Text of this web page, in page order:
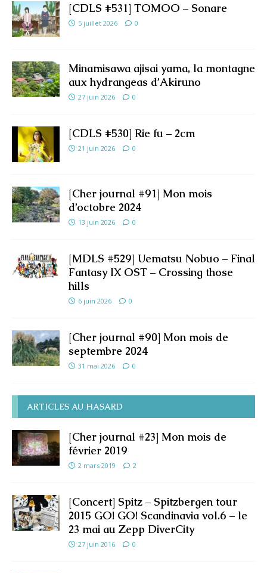
[CDLS #531] TOMOO – Sonare
5 juillet 2026 0
Minamisawa ajisai yama, la montagne
aux hydrangeas d’Akiruno
27 juin 2026 0
[CDLS #530] Rie fu – 2cm
21 juin 2026 0
[Cher journal #91] Mon mois
d’octobre 2024
13 juin 2026 0
[MDLS #529] Uematsu Nobuo – Final
Fantasy IX OST – Crossing those
hills
6 juin 2026 0
[Cher journal #90] Mon mois de
septembre 2024
31 mai 2026 0
ARTICLES AU HASARD
[Cher journal #23] Mon mois de
février 2019
2 mars 2019 2
[Concert] Spitz – Spitzbergen tour
2015 GO! GO! Scandinavia vol.6 – le
23 mai au Zepp DiverCity
27 juin 2016 0